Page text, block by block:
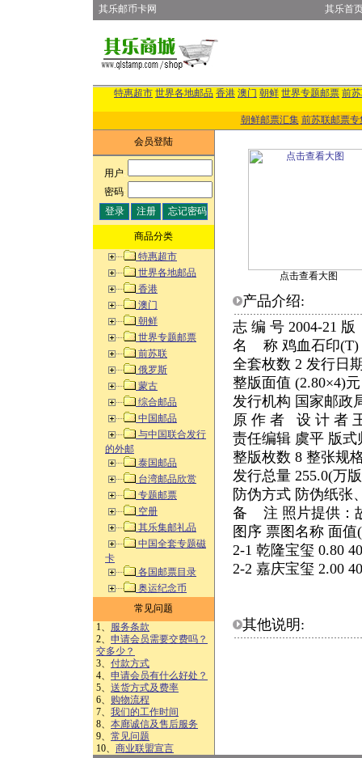
其乐邮币卡网 其乐首
特惠超市 世界各地邮品 香港 澳门 朝鲜 世界专题邮票 前
朝鲜邮票汇集 前苏联邮票专
会员登陆
用户:
密码:
商品分类
特惠超市
世界各地邮品
香港
澳门
朝鲜
世界专题邮票
前苏联
俄罗斯
蒙古
综合邮品
中国邮品
与中国联合发行
的外邮
泰国邮品
台湾邮品欣赏
专题邮票
空册
其乐集邮礼品
中国全套专题磁
卡
各国邮票目录
奥运纪念币
常见问题
1、 服务条款
2、 申请会员需要交费吗？
交多少？
3、 付款方式
4、 申请会员有什么好处？
5、 送货方式及费率
6、 购物流程
7、 我们的工作时间
8、 本廊诚信及售后服务
9、 常见问题
10、 商业联盟宣言
点击查看大图
产品介绍:
志 编 号 2004-21
名 称 鸡血石印(T)
全套枚数 2 发行日
整版面值 (2.80×4)
发行机构 国家邮政
原 作 者 设 计 者
责任编辑 虞平 版
整版枚数 8 整张规
发行总量 255.0(万
防伪方式 防伪纸张
备 注 照片提供：
图序 票图名称 面
2-1 乾隆宝玺 0.80
2-2 嘉庆宝玺 2.00
其他说明: